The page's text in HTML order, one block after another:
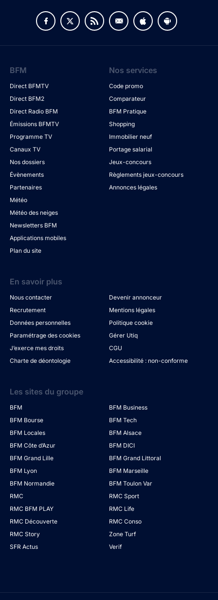
BFM
Direct BFMTV
Direct BFM2
Direct Radio BFM
Émissions BFMTV
Programme TV
Canaux TV
Nos dossiers
Évènements
Partenaires
Météo
Météo des neiges
Newsletters BFM
Applications mobiles
Plan du site
Nos services
Code promo
Comparateur
BFM Pratique
Shopping
Immobilier neuf
Portage salarial
Jeux-concours
Règlements jeux-concours
Annonces légales
En savoir plus
Nous contacter
Devenir annonceur
Recrutement
Mentions légales
Données personnelles
Politique cookie
Paramétrage des cookies
Gérer Utiq
J’exerce mes droits
CGU
Charte de déontologie
Accessibilité : non-conforme
Les sites du groupe
BFM
BFM Business
BFM Bourse
BFM Tech
BFM Locales
BFM Alsace
BFM Côte d’Azur
BFM DICI
BFM Grand Lille
BFM Grand Littoral
BFM Lyon
BFM Marseille
BFM Normandie
BFM Toulon Var
RMC
RMC Sport
RMC BFM PLAY
RMC Life
RMC Découverte
RMC Conso
RMC Story
Zone Turf
SFR Actus
Verif